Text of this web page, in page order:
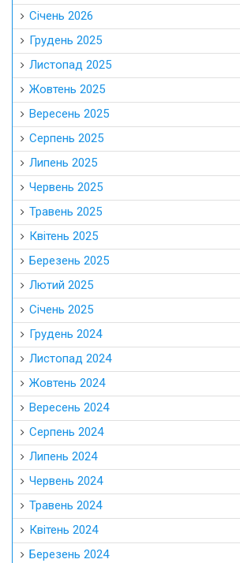
Січень 2026
Грудень 2025
Листопад 2025
Жовтень 2025
Вересень 2025
Серпень 2025
Липень 2025
Червень 2025
Травень 2025
Квітень 2025
Березень 2025
Лютий 2025
Січень 2025
Грудень 2024
Листопад 2024
Жовтень 2024
Вересень 2024
Серпень 2024
Липень 2024
Червень 2024
Травень 2024
Квітень 2024
Березень 2024